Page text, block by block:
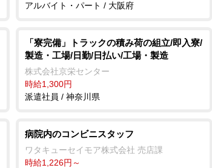
アルバイト・パート / 大阪府
「寮完備」トラックの積み荷の組立/即入寮/
製造・工場/日勤/日払い/工場・製造
株式会社京栄センター
時給1,300円
派遣社員 / 神奈川県
病院内のコンビニスタッフ
ワタキューセイモア株式会社 売店課
時給1,226円～